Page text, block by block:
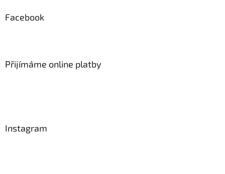
Facebook
Přijímáme online platby
Instagram